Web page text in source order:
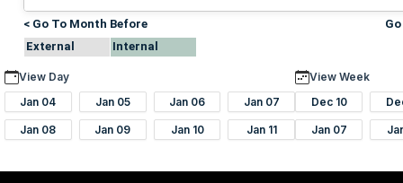
< Go To Month Before
External
Internal
View Day
Jan 04
Jan 05 Jan 06 Jan 07
Jan 08 Jan 09 Jan 10 Jan 11
View Week
Dec 10
Jan 07